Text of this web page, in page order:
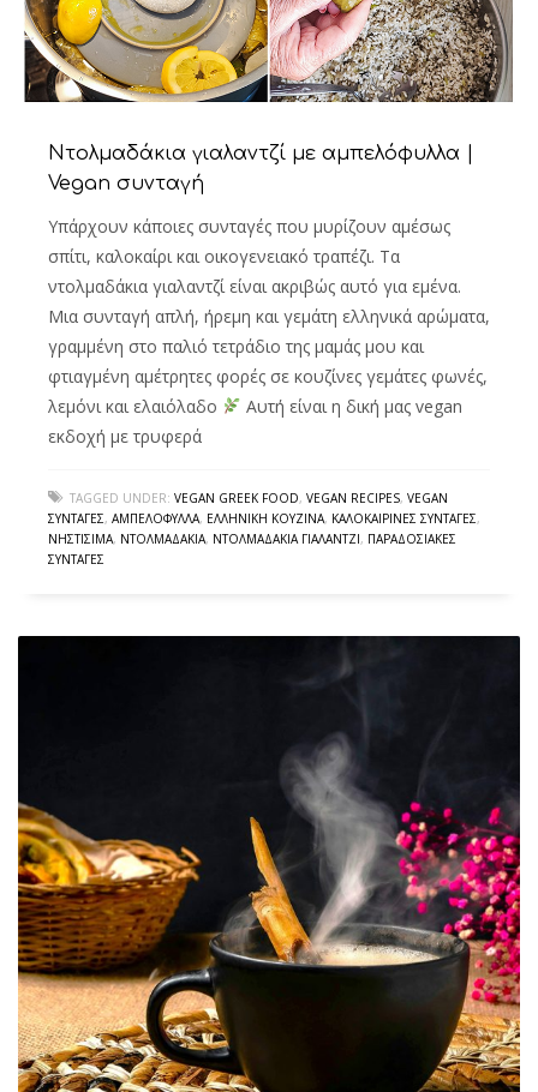
Ντολμαδάκια γιαλαντζί με αμπελόφυλλα |
Vegan συνταγή
Υπάρχουν κάποιες συνταγές που μυρίζουν αμέσως
σπίτι, καλοκαίρι και οικογενειακό τραπέζι. Τα
ντολμαδάκια γιαλαντζί είναι ακριβώς αυτό για εμένα.
Μια συνταγή απλή, ήρεμη και γεμάτη ελληνικά αρώματα,
γραμμένη στο παλιό τετράδιο της μαμάς μου και
φτιαγμένη αμέτρητες φορές σε κουζίνες γεμάτες φωνές,
λεμόνι και ελαιόλαδο
Αυτή είναι η δική μας vegan
εκδοχή με τρυφερά
TAGGED UNDER: VEGAN GREEK FOOD, VEGAN RECIPES, VEGAN
ΣΥΝΤΑΓΈΣ, ΑΜΠΕΛΌΦΥΛΛΑ, ΕΛΛΗΝΙΚΉ ΚΟΥΖΊΝΑ, ΚΑΛΟΚΑΙΡΙΝΈΣ ΣΥΝΤΑΓΈΣ,
ΝΗΣΤΊΣΙΜΑ, ΝΤΟΛΜΑΔΆΚΙΑ, ΝΤΟΛΜΑΔΆΚΙΑ ΓΙΑΛΑΝΤΖΊ, ΠΑΡΑΔΟΣΙΑΚΈΣ
ΣΥΝΤΑΓΈΣ